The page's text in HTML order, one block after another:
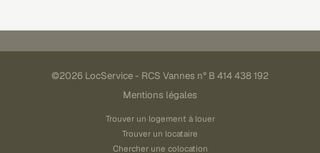
©2026 LocService - RCS Vannes n° B 414 438 192
Mentions légales
Trouver un logement à louer
Trouver un locataire
Chercher une colocation